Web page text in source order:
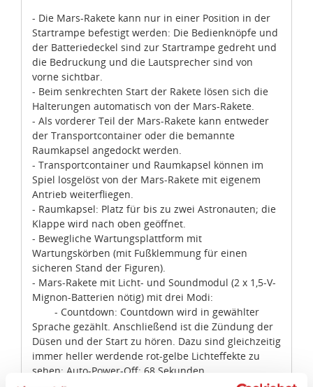
- Die Mars-Rakete kann nur in einer Position in der
Startrampe befestigt werden: Die Bedienknöpfe und
der Batteriedeckel sind zur Startrampe gedreht und
die Bedruckung und die Lautsprecher sind von
vorne sichtbar.
- Beim senkrechten Start der Rakete lösen sich die
Halterungen automatisch von der Mars-Rakete.
- Als vorderer Teil der Mars-Rakete kann entweder
der Transportcontainer oder die bemannte
Raumkapsel angedockt werden.
- Transportcontainer und Raumkapsel können im
Spiel losgelöst von der Mars-Rakete mit eigenem
Antrieb weiterfliegen.
- Raumkapsel: Platz für bis zu zwei Astronauten; die
Klappe wird nach oben geöffnet.
- Bewegliche Wartungsplattform mit
Wartungskörben (mit Fußklemmung für einen
sicheren Stand der Figuren).
- Mars-Rakete mit Licht- und Soundmodul (2 x 1,5-V-
Mignon-Batterien nötig) mit drei Modi:
- Countdown: Countdown wird in gewählter
Sprache gezählt. Anschließend ist die Zündung der
Düsen und der Start zu hören. Dazu sind gleichzeitig
immer heller werdende rot-gelbe Lichteffekte zu
sehen; Auto-Power-Off: 68 Sekunden.